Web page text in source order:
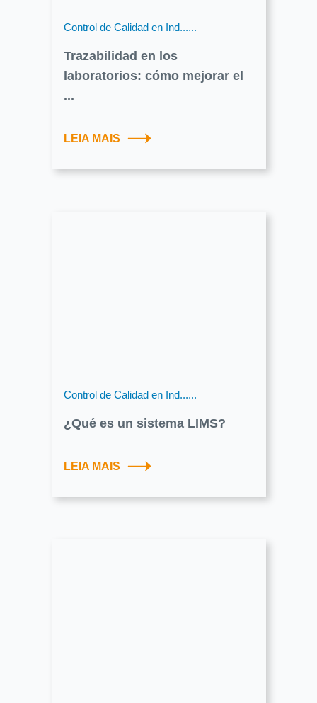
Control de Calidad en Ind......
Trazabilidad en los
laboratorios: cómo mejorar el
...
LEIA MAIS
Control de Calidad en Ind......
¿Qué es un sistema LIMS?
LEIA MAIS